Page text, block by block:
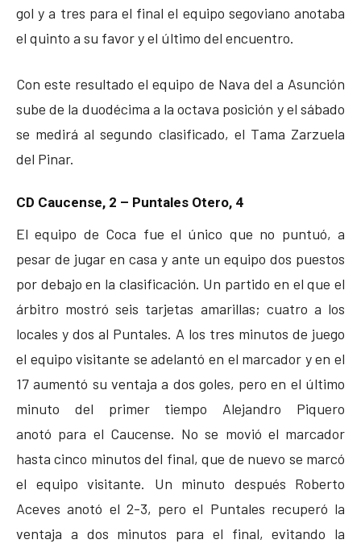
gol y a tres para el final el equipo segoviano anotaba
el quinto a su favor y el último del encuentro.
Con este resultado el equipo de Nava del a Asunción
sube de la duodécima a la octava posición y el sábado
se medirá al segundo clasificado, el Tama Zarzuela
del Pinar.
CD Caucense, 2 – Puntales Otero, 4
El equipo de Coca fue el único que no puntuó, a
pesar de jugar en casa y ante un equipo dos puestos
por debajo en la clasificación. Un partido en el que el
árbitro mostró seis tarjetas amarillas; cuatro a los
locales y dos al Puntales. A los tres minutos de juego
el equipo visitante se adelantó en el marcador y en el
17 aumentó su ventaja a dos goles, pero en el último
minuto del primer tiempo Alejandro Piquero
anotó para el Caucense. No se movió el marcador
hasta cinco minutos del final, que de nuevo se marcó
el equipo visitante. Un minuto después Roberto
Aceves anotó el 2-3, pero el Puntales recuperó la
ventaja a dos minutos para el final, evitando la